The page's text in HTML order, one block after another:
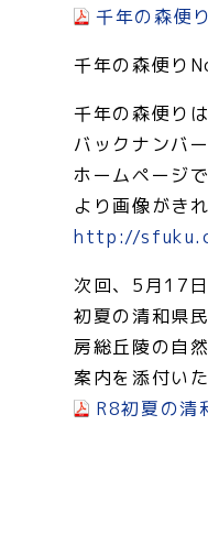
千年の森便
千年の森便り
千年の森便り
バックナンバ
ホームページ
より画像がき
http://
次回、5月17日
初夏の清和県
房総丘陵の自
案内を添付い
R8初夏の清